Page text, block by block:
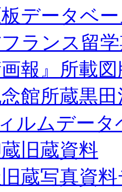
データベ
ランス留
画報』所載
館所蔵黒
ルムデータ
旧蔵資料
蔵写真資